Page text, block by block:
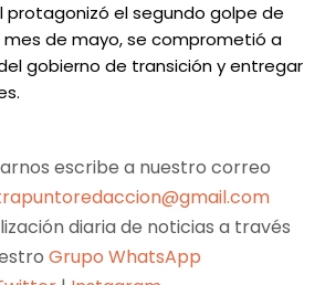
protagonizó el segundo golpe de
de mayo, se comprometió a
gobierno de transición y entregar
escribe a nuestro correo
diaria de noticias a través
Grupo WhatsApp